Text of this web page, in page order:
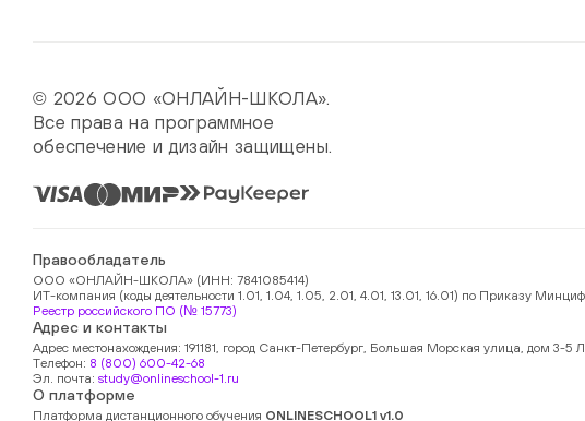
© 2026 ООО «ОНЛАЙН-ШКОЛА».
Все права на программное
обеспечение и дизайн защищены.
Правообладатель
ООО «ОНЛАЙН-ШКОЛА» (ИНН: 7841085414)
ИТ-компания (коды деятельности 1.01, 1.04, 1.05, 2.01, 4.01, 13.01, 16.01) по Приказу
Реестр российского ПО (№ 15773)
Адрес и контакты
Адрес местонахождения: 191181, город Санкт-Петербург, Большая Морская улица, дом 3-5
Телефон: 8 (800) 600-42-68
Эл. почта: study@onlineschool-1.ru
О платформе
Платформа дистанционного обучения ONLINESCHOOL1 v1.0